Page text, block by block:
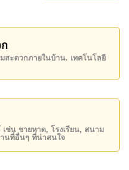
วโมง, ทางเข้ามีไม้กั้น
ได้แก่: ใกล้ทางด่วน
ร์มาร์เก็ตอาหารสด ,
า , สยามคันทรีคลับ
ฮิลส์), พัทยาคันทรีคลับ ,
ะยาวในราคา ฿ 85,000
สะดวกภายในบ้าน. เทคโนโลยี
ช่น ชายหาด, โรงเรียน, สนาม
นที่อื่นๆ ที่น่าสนใจ